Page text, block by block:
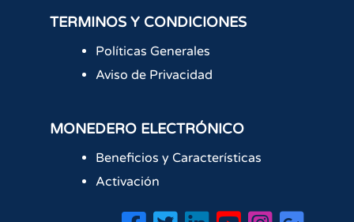
TERMINOS Y CONDICIONES
Políticas Generales
Aviso de Privacidad
MONEDERO ELECTRÓNICO
Beneficios y Características
Activación